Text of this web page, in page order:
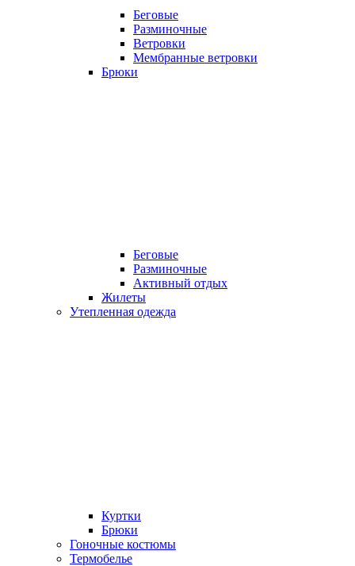
Беговые
Разминочные
Ветровки
Мембранные ветровки
Брюки
Беговые
Разминочные
Активный отдых
Жилеты
Утепленная одежда
Куртки
Брюки
Гоночные костюмы
Термобелье